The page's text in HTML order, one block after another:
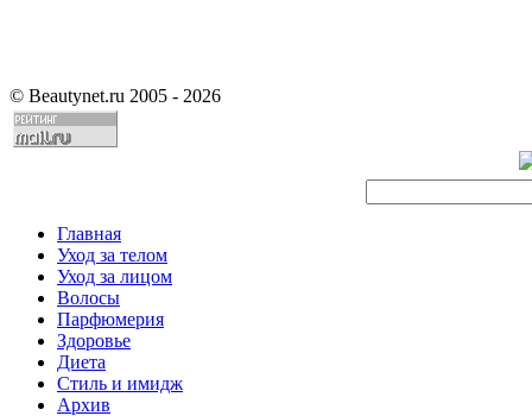
© Beautynet.ru 2005 - 2026
Главная
Уход за телом
Уход за лицом
Волосы
Парфюмерия
Здоровье
Диета
Стиль и имидж
Архив